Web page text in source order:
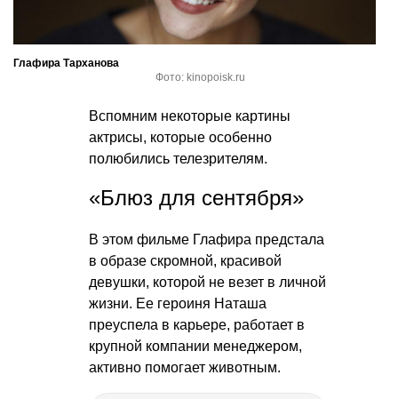
Глафира Тарханова
Фото: kinopoisk.ru
Вспомним некоторые картины
актрисы, которые особенно
полюбились телезрителям.
«Блюз для сентября»
В этом фильме Глафира предстала
в образе скромной, красивой
девушки, которой не везет в личной
жизни. Ее героиня Наташа
преуспела в карьере, работает в
крупной компании менеджером,
активно помогает животным.